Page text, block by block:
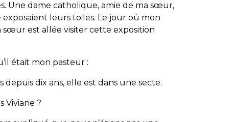
Une dame catholique, amie de ma sœur,
leurs toiles. Le jour où mon
sœur est allée visiter cette exposition
était mon pasteur :
dix ans, elle est dans une secte.
Viviane ?